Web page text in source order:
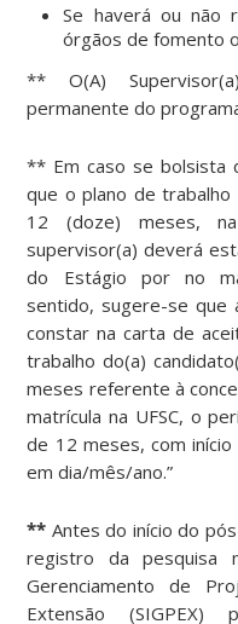
Se haverá ou não
órgãos de fomento
** O(A)
permanente do
** Em caso se bolsista
que o plano de
12 (doze) meses,
supervisor(a) deverá
do Estágio por no
sentido, sugere-se que
constar na carta de
trabalho do(a)
meses referente à
matrícula na UFSC, o
de 12 meses, com
em dia/mês/ano.”
** Antes do início do
registro da pesquisa
Gerenciamento de
Extensão (SIGPEX)